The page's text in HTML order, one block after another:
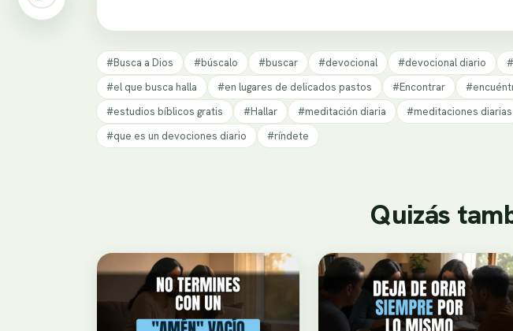
#Busca a Dios #búscalo #buscar #devocional #devocional diario
#el que busca halla
#en lugares de delicados pastos #Encontrar
#estudios bíblicos gratis
#Hallar #meditación diaria #meditaciones diarias
#que es un devociones diario
#ríndete
Quizás